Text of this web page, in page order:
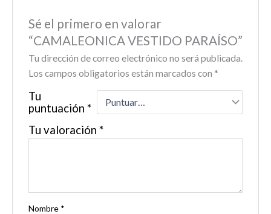
Sé el primero en valorar
“CAMALEONICA VESTIDO PARAÍSO”
Tu dirección de correo electrónico no será publicada.
Los campos obligatorios están marcados con *
Tu
puntuación *
Tu valoración *
Nombre *